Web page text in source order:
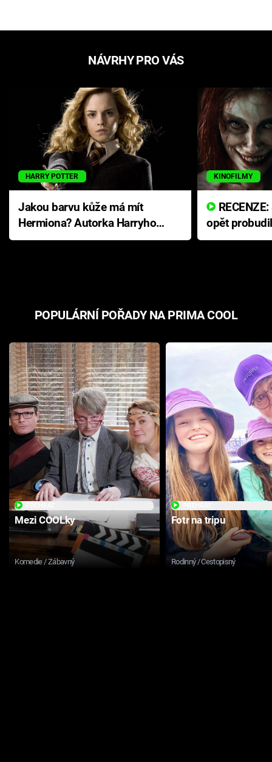
NÁVRHY PRO VÁS
HARRY POTTER
Jakou barvu kůže má mít
Hermiona? Autorka Harryho
Pottera přišla s ráznou
KINOFILMY
opět
přichází s
POPULÁRNÍ POŘADY NA PRIMA COOL
Mezi COOLky
Komedie / Zábavný
Fotr na tripu
Rodinný / Cestopisný